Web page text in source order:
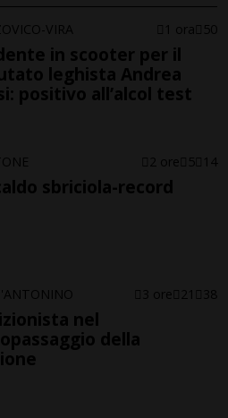
VIRA 1 ora 50
in scooter per il
leghista Andrea
positivo all’alcol test
2 ore 5 14
sbriciola-record
3 ore 21 38
nel
della